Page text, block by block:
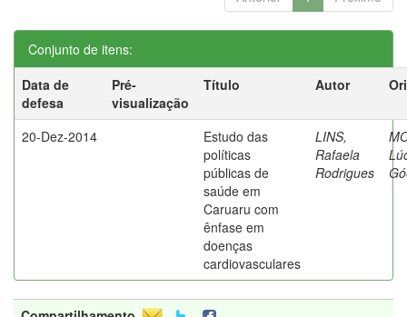
Conjunto de itens:
Data de
defesa
Pré-
visualização
Título Autor
20-Dez-2014
Estudo das
políticas
públicas de
saúde em
Caruaru com
ênfase em
doenças
cardiovasculares
LINS,
Rafaela
Rodrigues